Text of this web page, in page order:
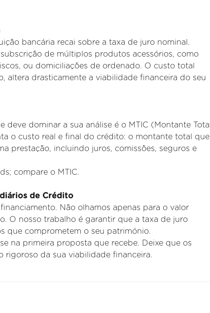
bancária recai sobre a taxa de juro nominal.
de múltiplos produtos acessórios, como
ou domiciliações de ordenado. O custo total
altera drasticamente a viabilidade financeira do seu
dominar a sua análise é o MTIC (Montante Total
o custo real e final do crédito: o montante total que
prestação, incluindo juros, comissões, seguros e
compare o MTIC.
de Crédito
Não olhamos apenas para o valor
O nosso trabalho é garantir que a taxa de juro
que comprometem o seu património.
na primeira proposta que recebe. Deixe que os
rigoroso da sua viabilidade financeira.